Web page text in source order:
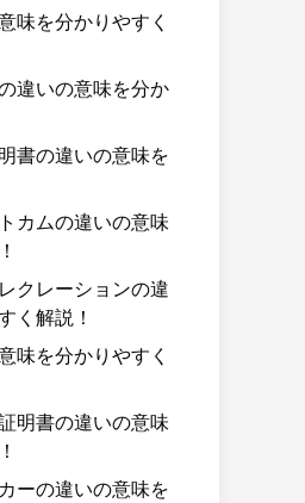
味を分かりやすく
違いの意味を分か
書の違いの意味を
カムの違いの意味
クレーションの違
く解説！
味を分かりやすく
明書の違いの意味
ーの違いの意味を